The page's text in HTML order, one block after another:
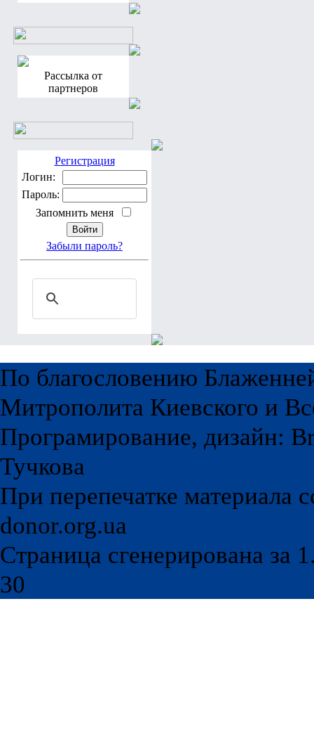
Рассылка от
партнеров
Регистрация
Логин:
Пароль:
Запомнить меня
Забыли пароль?
По благословению
Митрополита Киевского и
Програмирование, дизайн:
Тучкова
При перепечатке материала
donor.org.ua
Страница сгенерирована за
30